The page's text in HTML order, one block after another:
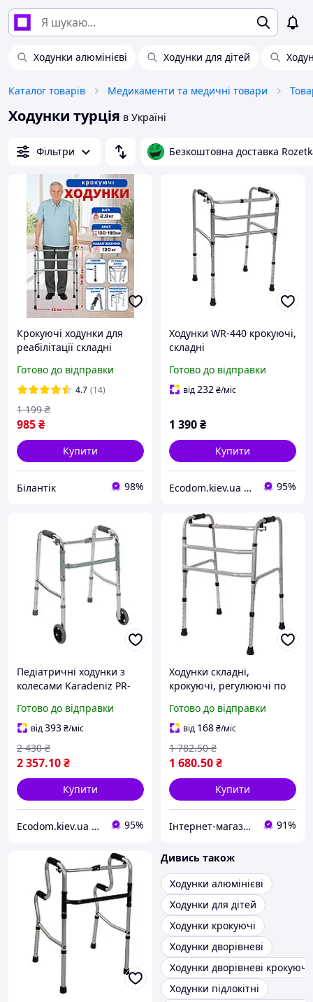
Ходунки алюмінієві Ходунки для дітей
Каталог товарів Медикаменти та медичні товари
Ходунки турція в Україні
Фільтри Безкоштовна доставка
Крокуючі ходунки для
реабілітації складні
людей та людей з
інвалідністю ходулі
Готово до відправки
4.7 (14)
985₴
1 199 ₴
Купити
Білантік 98%
Ходунки WR-440 крокуючі,
складні
Готово до відправки
від232₴/міс
1 390₴
Купити
Еcodom.kiev.ua Інтернет- магазин 95%
Педіатричні ходунки з
колесами Karadeniz PR-
Готово до відправки
від393₴/міс
2 357.10₴
2 430 ₴
Купити
Еcodom.kiev.ua Інтернет- магазин 95%
Ходунки складні,
крокуючі, регулюючі по
ОРИГ 155
Готово до відправки
від 168₴/міс
1 680.50₴
1 782.50 ₴
Купити
Інтернет-магазин Allegoriya 91%
Дивись також
Ходунки алюмінієві
Ходунки для дітей
Ходунки крокуючі
Ходунки дворівневі
Ходунки дворівневі крокуючі
Ходунки підлокітні